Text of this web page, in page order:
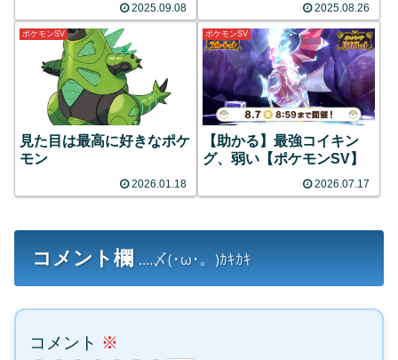
2025.09.08 2025.08.26
ポケモンSV
見た目は最高に好きなポケ
モン
2026.01.18
ポケモンSV
【助かる】最強コイキン
グ、弱い【ポケモンSV】
2026.07.17
コメント欄 ....〆(･ω･。)ｶｷｶｷ
コメント ※